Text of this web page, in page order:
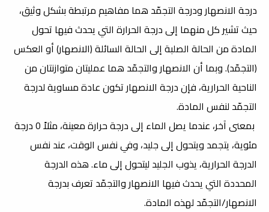
درجة الانصهار ودرجة التجمّد هما مفاهيم مرتبطة بشكل وثيق،
حيث تشير كل منهما إلى درجة الحرارة التي يحدث فيها تحول
المادة من الحالة الصلبة إلى الحالة السائلة (الانصهار) أو العكس
(التجمّد). وبما أن الانصهار والتجمّد هما عمليتان متوازنتان من
الناحية الحرارية، فإن درجة الانصهار تكون عادة مساوية لدرجة
التجمّد لنفس المادة.
بمعنى آخر، عندما يصل الماء إلى درجة حرارة معينة، مثلاً 0 درجة
مئوية، يتجمد ويتحول إلى جليد، وفي نفس الوقت، عند نفس
الدرجة الحرارية، يذوب الجليد ليتحول إلى ماء. هذه الدرجة
المحددة التي يحدث فيها الانصهار والتجمّد تعرف بدرجة
الانصهار/التجمّد لهذه المادة.